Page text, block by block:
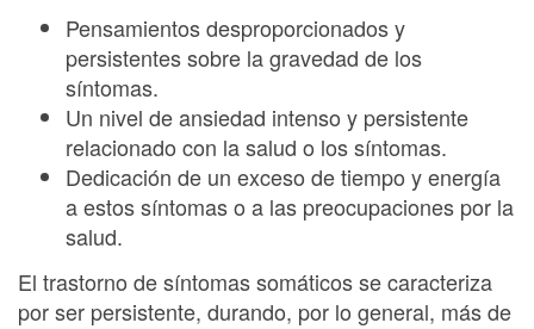
Pensamientos desproporcionados y
persistentes sobre la gravedad de los
síntomas.
Un nivel de ansiedad intenso y persistente
relacionado con la salud o los síntomas.
Dedicación de un exceso de tiempo y energía
a estos síntomas o a las preocupaciones por la
salud.
El trastorno de síntomas somáticos se caracteriza
por ser persistente, durando, por lo general, más de